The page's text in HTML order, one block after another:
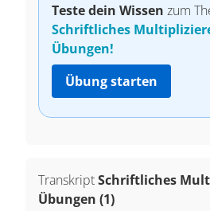
Teste dein Wissen zum
Schriftliches
Übungen!
Übung starten
TranskriptSchriftliches
Übungen (1)